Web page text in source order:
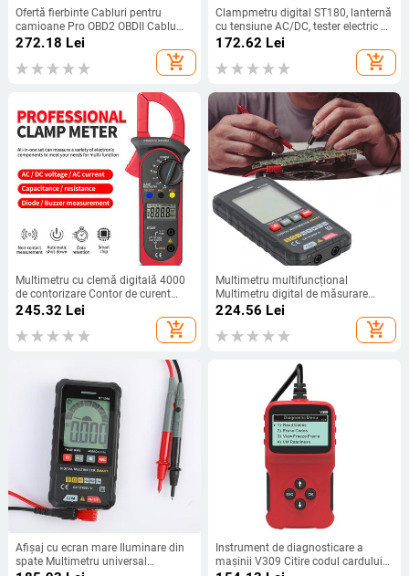
Ofertă fierbinte Cabluri pentru
camioane Pro OBD2 OBDII Cablu
pentru camioane Instrument de
diagnosticare Cablu de conectare 8
buc. Cabluri pentru camioane
272.18 Lei
add_shopping_cart
Clampmetru digital ST180, lanternă
cu tensiune AC/DC, tester electric de
înaltă precizie, multimetru pentru uz
172.62 Lei
add_shopping_cart
Multimetru cu clemă digitală 4000
de contorizare Contor de curent
DC/AC Ampermetru Voltmetru
Ecran mare Rezistență Capacitate
Tester Ohm
245.32 Lei
add_shopping_cart
Multimetru multifuncțional
Multimetru digital de măsurare
rapidă Mini multimetru digital
224.56 Lei
add_shopping_cart
Afișaj cu ecran mare Iluminare din
spate Multimetru universal
Instrument de diagnosticare a
mașinii V309 Citire codul cardului